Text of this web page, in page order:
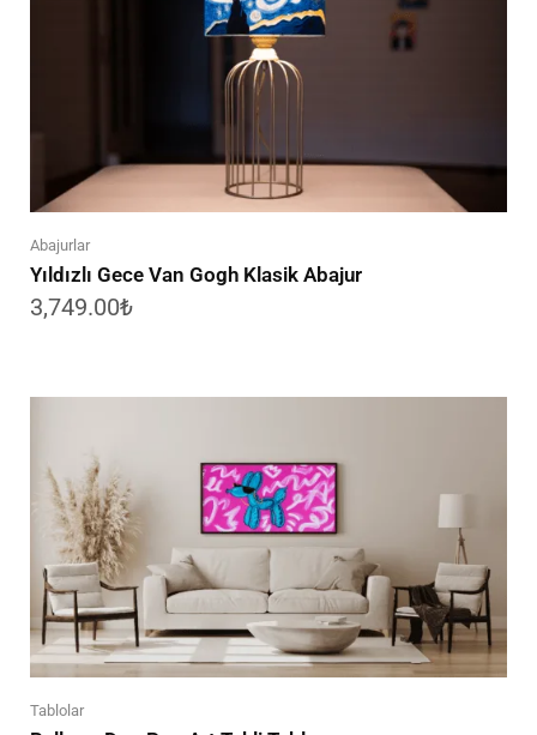
Abajurlar
Yıldızlı Gece Van Gogh Klasik Abajur
3,749.00₺
Tablolar